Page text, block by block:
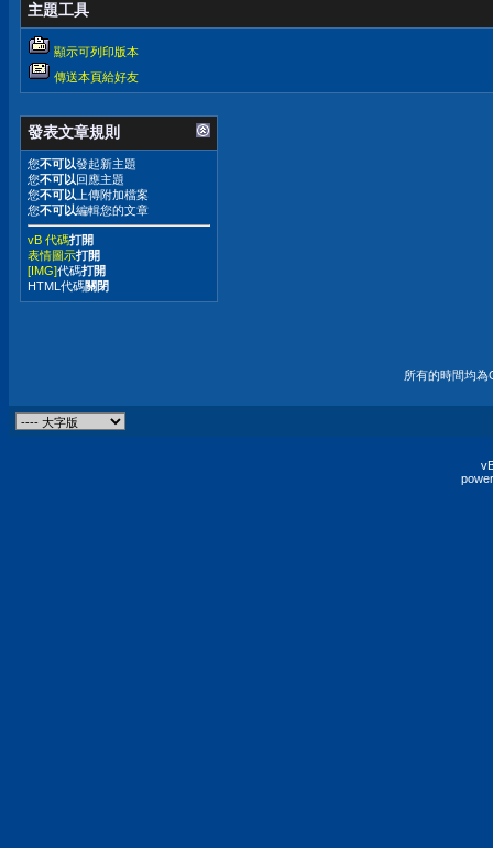
主題工具
顯示可列印版本
傳送本頁給好友
發表文章規則
您不可以發起新主題
您不可以回應主題
您不可以 上傳附加檔案
您不可以編輯您的文章
vB 代碼打開
表情圖示打開
[IMG]代碼打開
HTML代碼關閉
所有的時間均為